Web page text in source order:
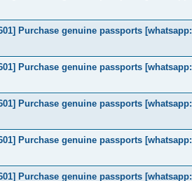
Purchase genuine passports [whatsapp:
Purchase genuine passports [whatsapp:
Purchase genuine passports [whatsapp:
Purchase genuine passports [whatsapp:
Purchase genuine passports [whatsapp: